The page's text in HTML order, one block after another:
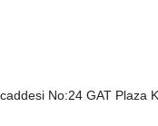
No:24 GAT Plaza